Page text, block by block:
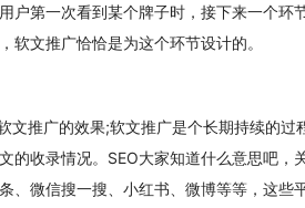
户第一次看到某个牌子时，接下来一个
软文推广恰恰是为这个环节设计的。
推广的效果;软文推广是个长期持续的过
的收录情况。SEO大家知道什么意思吧
、微信搜一搜、小红书、微博等等，这